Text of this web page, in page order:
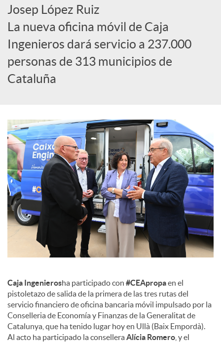
r
d
e
o
n
t
e
n
i
d
Josep López Ruiz
La nueva oficina móvil de Caja
Ingenieros dará servicio a 237.000
personas de 313 municipios de
Cataluña
Caja Ingenierosha participado con #CEApropaen el
pistoletazo de salida de la primera de las tres rutas del
servicio financiero de oficina bancaria móvil impulsado por la
Conselleria de Economía y Finanzas de la Generalitat de
Catalunya, que ha tenido lugar hoy en Ullà (Baix Empordà).
Al acto ha participado la conselleraAlícia Romero , y el